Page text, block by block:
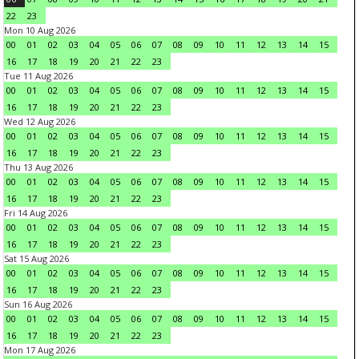
22
23
Mon 10 Aug 2026
00
01 02 03 04 05 06 07 08 09 10 11 12 13 14
15
16
17 18 19 20 21 22
23
Tue 11 Aug 2026
00
01 02 03 04 05 06 07 08 09 10 11 12 13 14
15
16
17 18 19 20 21 22
23
Wed 12 Aug 2026
00
01 02 03 04 05 06 07 08 09 10 11 12 13 14
15
16
17 18 19 20 21 22
23
Thu 13 Aug 2026
00
01 02 03 04 05 06 07 08 09 10 11 12 13 14
15
16
17 18 19 20 21 22
23
Fri 14 Aug 2026
00
01 02 03 04 05 06 07 08 09 10 11 12 13 14
15
16
17 18 19 20 21 22
23
Sat 15 Aug 2026
00
01 02 03 04 05 06 07 08 09 10 11 12 13 14
15
16
17 18 19 20 21 22
23
Sun 16 Aug 2026
00
01 02 03 04 05 06 07 08 09 10 11 12 13 14
15
16
17 18 19 20 21 22
23
Mon 17 Aug 2026